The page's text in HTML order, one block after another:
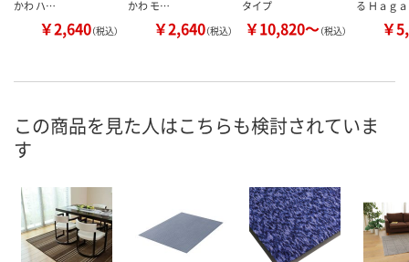
かわ ハ…
￥2,640（税込）
かわ モ…
￥2,640（税込）
タイプ
￥10,820～（税込）
る Ｈａｇ
￥
この商品を見た人はこちらも検討されていま
す